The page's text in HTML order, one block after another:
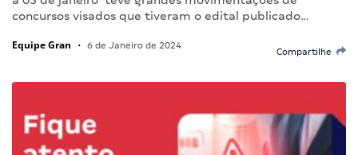
concursos visados que tiveram o edital publicado…
Equipe Gran • 6 de Janeiro de 2024
Compartilhe